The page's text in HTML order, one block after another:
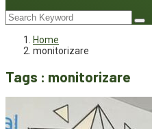
Home
monitorizare
Tags : monitorizare